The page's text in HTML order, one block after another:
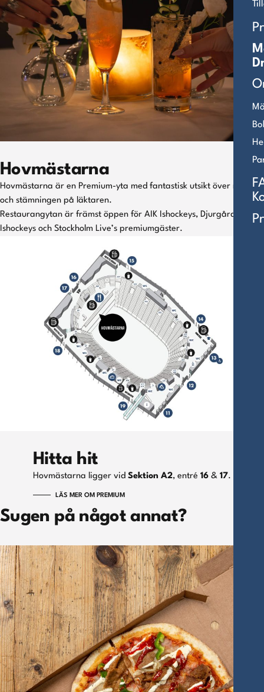
Hovmästarna
Hovmästarna är en Premium-yta med fantastisk utsikt över rinken
och stämningen på läktaren.
Restaurangytan är främst öppen för AIK Ishockeys, Djurgården
Ishockeys och Stockholm Live’s premiumgäster.
Hitta hit
Hovmästarna ligger vid Sektion A2, entré 16 & 17.
LÄS MER OM PREMIUM
Sugen på något annat?